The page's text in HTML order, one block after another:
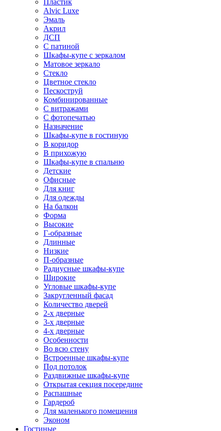
Пластик
Alvic Luxe
Эмаль
Акрил
ДСП
С патиной
Шкафы-купе с зеркалом
Матовое зеркало
Стекло
Цветное стекло
Пескоструй
Комбинированные
С витражами
С фотопечатью
Назначение
Шкафы-купе в гостиную
В коридор
В прихожую
Шкафы-купе в спальню
Детские
Офисные
Для книг
Для одежды
На балкон
Форма
Высокие
Г-образные
Длинные
Низкие
П-образные
Радиусные шкафы-купе
Широкие
Угловые шкафы-купе
Закругленный фасад
Количество дверей
2-х дверные
3-х дверные
4-х дверные
Особенности
Во всю стену
Встроенные шкафы-купе
Под потолок
Раздвижные шкафы-купе
Открытая секция посередине
Распашные
Гардероб
Для маленького помещения
Эконом
Гостиные